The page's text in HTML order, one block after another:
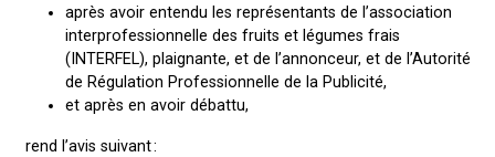
après avoir entendu les représentants de l’association
interprofessionnelle des fruits et légumes frais
(INTERFEL), plaignante, et de l’annonceur, et de l’Autorité
de Régulation Professionnelle de la Publicité,
et après en avoir débattu,
rend l’avis suivant :